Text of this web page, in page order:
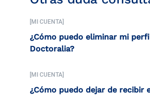
[MI CUENTA]
¿Cómo puedo eliminar mi
Doctoralia?
[MI CUENTA]
¿Cómo puedo dejar de recibir